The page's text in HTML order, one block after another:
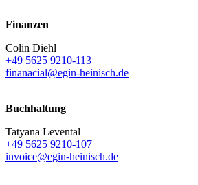
Finanzen
Colin Diehl
+49 5625 9210-113
finanacial@egin-heinisch.de
Buchhaltung
Tatyana Levental
+49 5625 9210-107
invoice@egin-heinisch.de